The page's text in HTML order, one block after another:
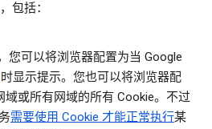
包括：
您可以将浏览器配置为当 Google
时显示提示。您也可以将浏览器配
域或所有网域的所有 Cookie。不过
需要使用 Cookie 才能正常执行某